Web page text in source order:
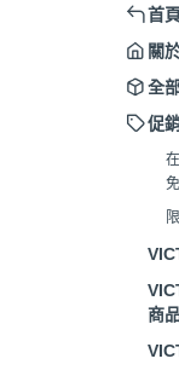
首
關
全
促
商